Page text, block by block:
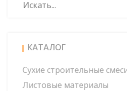
КАТАЛОГ
Сухие строительные
Листовые материалы